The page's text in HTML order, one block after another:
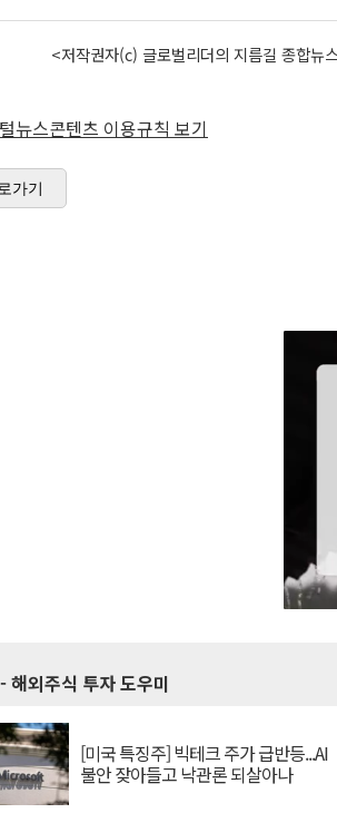
<저작권자(c) 글로벌리더의 지름길 종합
뉴스콘텐츠 이용규칙 보기
가기
- 해외주식 투자 도우미
[미국 특징주] 빅테크 주가 급반등...AI
불안 잦아들고 낙관론 되살아나